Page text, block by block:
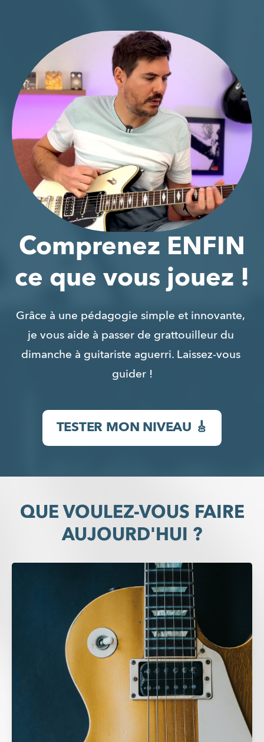
Comprenez ENFIN
ce que vous jouez !
Grâce à une pédagogie simple et innovante,
je vous aide à passer de grattouilleur du
dimanche à guitariste aguerri. Laissez-vous
guider !
TESTER MON NIVEAU 🎸
QUE VOULEZ-VOUS FAIRE
AUJOURD'HUI ?